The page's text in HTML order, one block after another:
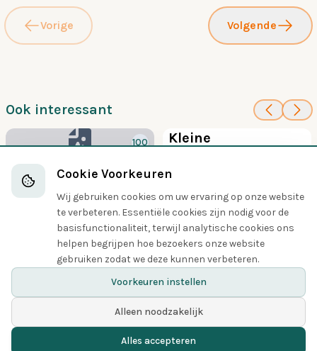
Vorige Volgende
Ook interessant
100
Hartertvliegenvang
er
Vliegenvangers
70
Kleine
Vliegenvangers
Delen
Cookie Voorkeuren
Wij gebruiken cookies om uw ervaring op onze website
te verbeteren. Essentiële cookies zijn nodig voor de
basisfunctionaliteit, terwijl analytische cookies ons
helpen begrijpen hoe bezoekers onze website
gebruiken zodat we deze kunnen verbeteren.
Voorkeuren instellen
Alleen noodzakelijk
Alles accepteren